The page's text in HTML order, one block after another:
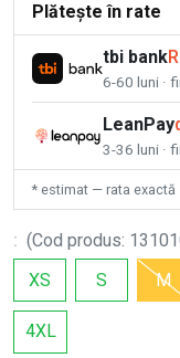
Plătește în rate
tbi bank
6-60 luni ·
LeanPay
3-36 luni ·
* estimat — rata
: (Cod produs:
XS
S M
4XL